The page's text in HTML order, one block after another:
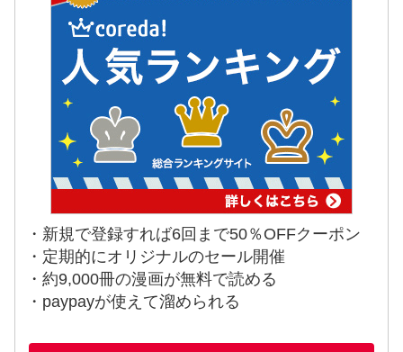
・新規で登録すれば6回まで50％OFFクーポン
・定期的にオリジナルのセール開催
・約9,000冊の漫画が無料で読める
・paypayが使えて溜められる